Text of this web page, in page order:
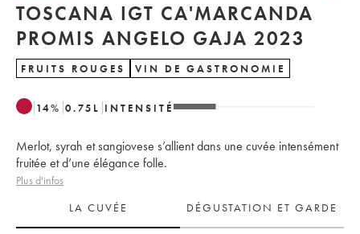
TOSCANA IGT CA'MARCANDA
PROMIS ANGELO GAJA 2023
FRUITS ROUGES VIN DE GASTRONOMIE
14% 0.75 L INTENSITÉ
Merlot, syrah et sangiovese s’allient dans une cuvée intensément
fruitée et d’une élégance folle.
Plus d'infos
LA CUVÉE
DÉGUSTATION ET GARDE